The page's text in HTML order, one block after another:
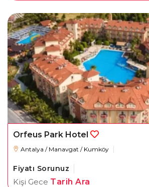
Orfeus Park Hotel
Antalya / Manavgat / Kumköy
Fiyatı Sorunuz
Kişi Gece Tarih Ara